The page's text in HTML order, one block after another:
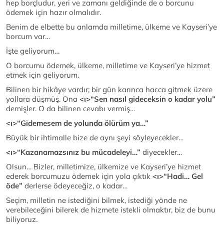
hep borçludur, yeri ve zamanı geldiğinde de o borcunu
ödemek için hazır olmalıdır.
Benim de elbette bu anlamda milletime, ülkeme ve Kayseri’ye
borcum var…
İşte geliyorum…
O borcumu ödemek, ülkeme, milletime ve Kayseri’ye hizmet
etmek için geliyorum.
Bilinen bir hikâye vardır; bir gün karınca hacca gitmek üzere
yollara düşmüş. Ona <ı>“Sen nasıl gideceksin o kadar yolu”
demişler. O da bilinen cevabı vermiş…
<ı>“Gidemesem de yolunda ölürüm ya…”
Büyük bir ihtimalle bize de aynı şeyi söyleyecekler…
<ı>“Kazanamazsınız bu mücadeleyi…” diyecekler…
Olsun… Bizler, milletimize, ülkemize ve Kayseri’ye hizmet
ederek borcumuzu ödemek için yola çıktık <ı>“Hadi… Gel
öde” derlerse ödeyeceğiz, o kadar…
Seçim, milletin ne istediğini bilmek, istediği yönde ne
verebileceğini bilerek de hizmete istekli olmaktır, biz de bunu
biliyoruz.